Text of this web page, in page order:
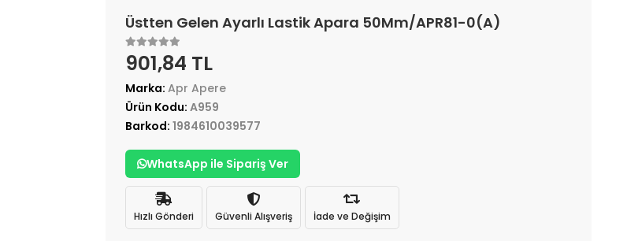
Üstten Gelen Ayarlı Lastik Apara 50Mm/APR81-0(A)
901,84 TL
Marka: Apr Apere
Ürün Kodu: A959
Barkod: 1984610039577
WhatsApp ile Sipariş Ver
Hızlı Gönderi Güvenli Alışveriş İade ve Değişim